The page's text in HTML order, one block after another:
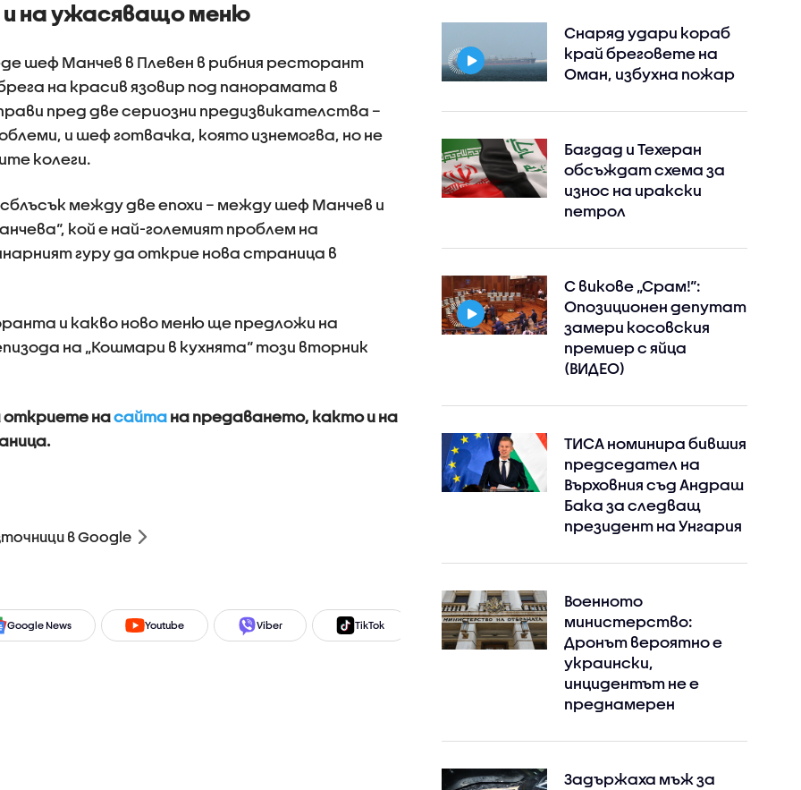
на ужасяващо меню
шеф Манчев в Плевен в рибния ресторант
на красив язовир под панорамата в
пред две сериозни предизвикателства –
и шеф готвачка, която изнемогва, но не
колеги.
между две епохи – между шеф Манчев и
кой е най-големият проблем на
гуру да открие нова страница в
и какво ново меню ще предложи на
на „Кошмари в кухнята“ този вторник
откриете насайтана предаването, както и на
в Google
Google News Youtube Viber TikTok Instagram Facebook
Снаряд удари кораб
край бреговете на
Оман, избухна пожар
Багдад и Техеран
обсъждат схема за
износ на иракски
петрол
С викове „Срам!“:
Опозиционен депутат
замери косовския
премиер с яйца
(ВИДЕО)
ТИСА номинира бившия
председател на
Върховния съд Андраш
Бака за следващ
президент на Унгария
Военното
министерство:
Дронът вероятно е
украински,
инцидентът не е
преднамерен
Задържаха мъж за